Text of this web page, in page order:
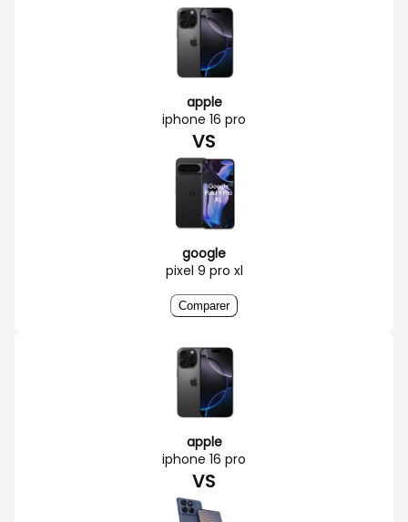
apple
iphone 16 pro
VS
google
pixel 9 pro xl
Comparer
apple
iphone 16 pro
VS